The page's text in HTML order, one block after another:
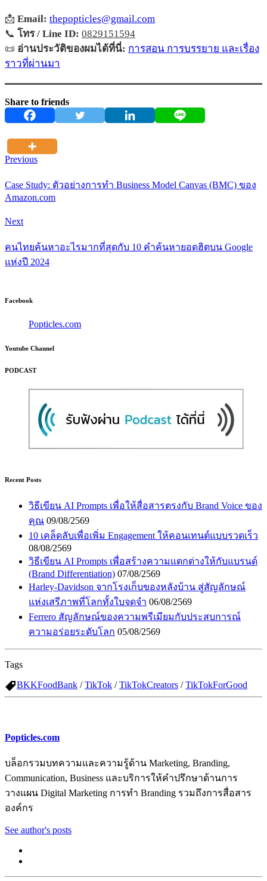
📩 Email: thepopticles@gmail.com
📞 โทร / Line ID: 0829151594
📜 อ่านประวัติของผมได้ที่นี่: การสอน การบรรยาย และเรื่อง
ราวที่ผ่านมา
Share to friends
Previous
Case Study: ตัวอย่างการทำ Business Model Canvas (BMC) ของ
Amazon.com
Next
คนไทยค้นหาอะไรมากที่สุดกับ 10 คำค้นหายอดฮิตบน Google
แห่งปี 2024
Facebook
Popticles.com
Youtube Channel
PODCAST
Recent Posts
วิธีเขียน AI Prompts เพื่อให้สื่อสารตรงกับ Brand Voice ของ
คุณ 09/08/2569
10 เคล็ดลับเพื่อเพิ่ม Engagement ให้คอนเทนต์แบบรวดเร็ว
08/08/2569
วิธีเขียน AI Prompts เพื่อสร้างความแตกต่างให้กับแบรนด์
(Brand Differentiation) 07/08/2569
Harley-Davidson จากโรงเก็บของหลังบ้าน สู่สัญลักษณ์
แห่งเสรีภาพที่โลกทั้งใบจดจำ 06/08/2569
Ferrero สัญลักษณ์ของความพรีเมียมกับประสบการณ์
ความอร่อยระดับโลก 05/08/2569
Tags
BKKFoodBank /TikTok /TikTokCreators /TikTokForGood
Popticles.com
บล็อกรวมบทความและความรู้ด้าน Marketing, Branding,
Communication, Business และบริการให้คำปรึกษาด้านการ
วางแผน Digital Marketing การทำ Branding รวมถึงการสื่อสาร
องค์กร
See author's posts